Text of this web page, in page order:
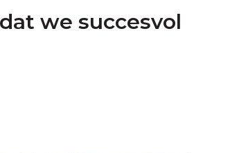
we succesvol